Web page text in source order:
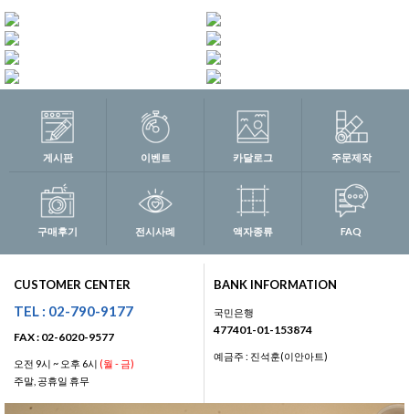
게시판 이벤트 카달로그 주문제작
구매후기 전시사례 액자종류 FAQ
CUSTOMER CENTER
TEL : 02-790-9177
FAX : 02-6020-9577
오전 9시 ~ 오후 6시 (월 - 금)
주말, 공휴일 휴무
BANK INFORMATION
국민은행
477401-01-153874
예금주 : 진석훈(이안아트)